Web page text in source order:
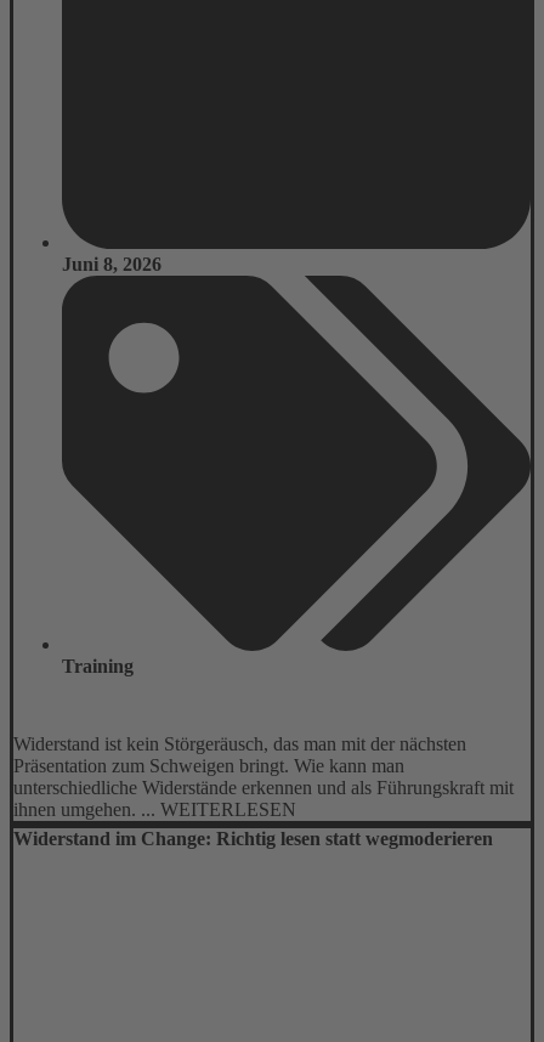
Juni 8, 2026
Training
Widerstand ist kein Störgeräusch, das man mit der nächsten
Präsentation zum Schweigen bringt. Wie kann man
unterschiedliche Widerstände erkennen und als Führungskraft mit
ihnen umgehen. ... WEITERLESEN
Widerstand im Change: Richtig lesen statt wegmoderieren